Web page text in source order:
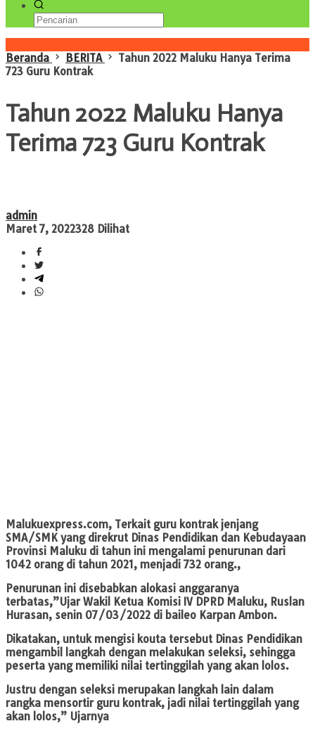
Beranda
BERITA
Tahun 2022 Maluku Hanya Terima
723 Guru Kontrak
Tahun 2022 Maluku Hanya
Terima 723 Guru Kontrak
admin
Maret 7, 2022328 Dilihat
Malukuexpress.com, Terkait guru kontrak jenjang
SMA/SMK yang direkrut Dinas Pendidikan dan Kebudayaan
Provinsi Maluku di tahun ini mengalami penurunan dari
1042 orang di tahun 2021, menjadi 732 orang.,
Penurunan ini disebabkan alokasi anggaranya
terbatas,”Ujar Wakil Ketua Komisi IV DPRD Maluku, Ruslan
Hurasan, senin 07/03/2022 di baileo Karpan Ambon.
Dikatakan, untuk mengisi kouta tersebut Dinas Pendidikan
mengambil langkah dengan melakukan seleksi, sehingga
peserta yang memiliki nilai tertinggilah yang akan lolos.
Justru dengan seleksi merupakan langkah lain dalam
rangka mensortir guru kontrak, jadi nilai tertinggilah yang
akan lolos,” Ujarnya